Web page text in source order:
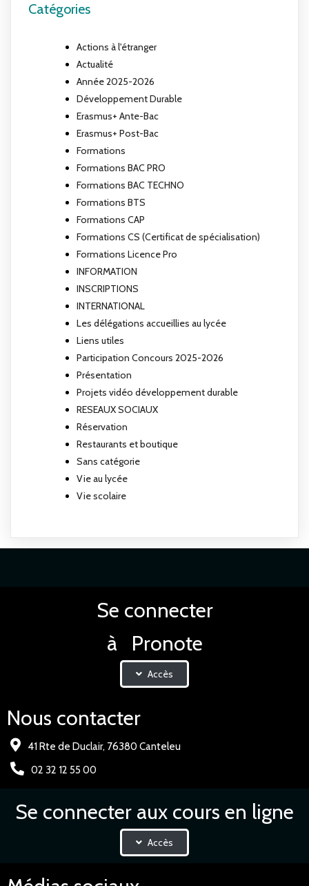
Catégories
Actions à l'étranger
Actualité
Année 2025-2026
Développement Durable
Erasmus+ Ante-Bac
Erasmus+ Post-Bac
Formations
Formations BAC PRO
Formations BAC TECHNO
Formations BTS
Formations CAP
Formations CS (Certificat de spécialisation)
Formations Licence Pro
INFORMATION
INSCRIPTIONS
INTERNATIONAL
Les délégations accueillies au lycée
Liens utiles
Participation Concours 2025-2026
Présentation
Projets vidéo développement durable
RESEAUX SOCIAUX
Réservation
Restaurants et boutique
Sans catégorie
Vie au lycée
Vie scolaire
Se connecter
à Pronote
Accès
Nous contacter
41 Rte de Duclair, 76380 Canteleu
02 32 12 55 00
Se connecter aux cours en ligne
Accès